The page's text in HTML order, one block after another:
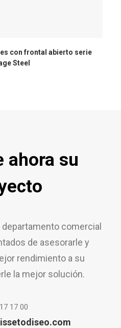
con frontal abierto serie
Steel
ahora su
comercial
de asesorarle y
rendimiento a su
la mejor solución.
17 00